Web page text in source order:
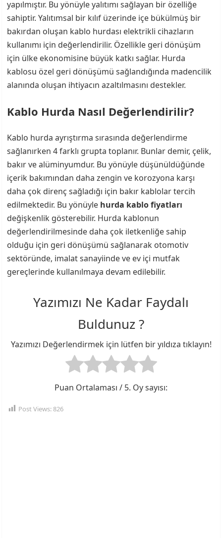
yapılmıştır. Bu yönüyle yalıtımı sağlayan bir özelliğe
sahiptir. Yalıtımsal bir kılıf üzerinde içe bükülmüş bir
bakırdan oluşan kablo hurdası elektrikli cihazların
kullanımı için değerlendirilir. Özellikle geri dönüşüm
için ülke ekonomisine büyük katkı sağlar. Hurda
kablosu özel geri dönüşümü sağlandığında madencilik
alanında oluşan ihtiyacın azaltılmasını destekler.
Kablo Hurda Nasıl Değerlendirilir?
Kablo hurda ayrıştırma sırasında değerlendirme
sağlanırken 4 farklı grupta toplanır. Bunlar demir, çelik,
bakır ve alüminyumdur. Bu yönüyle düşünüldüğünde
içerik bakımından daha zengin ve korozyona karşı
daha çok direnç sağladığı için bakır kablolar tercih
edilmektedir. Bu yönüyle hurda kablo fiyatları
değişkenlik gösterebilir. Hurda kablonun
değerlendirilmesinde daha çok iletkenliğe sahip
olduğu için geri dönüşümü sağlanarak otomotiv
sektöründe, imalat sanayiinde ve ev içi mutfak
gereçlerinde kullanılmaya devam edilebilir.
Yazımızı Ne Kadar Faydalı
Buldunuz ?
Yazımızı Değerlendirmek için lütfen bir yıldıza tıklayın!
Puan Ortalaması / 5. Oy sayısı:
Post Views:826